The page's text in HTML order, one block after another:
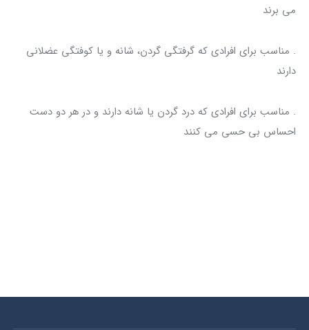
می برند
. مناسب برای افرادی که گرفتگی گردن، شانه و یا کوفتگی عضلانی
دارند
. مناسب برای افرادی که درد گردن یا شانه دارند و در هر دو دست
احساس بی حسی می کنند